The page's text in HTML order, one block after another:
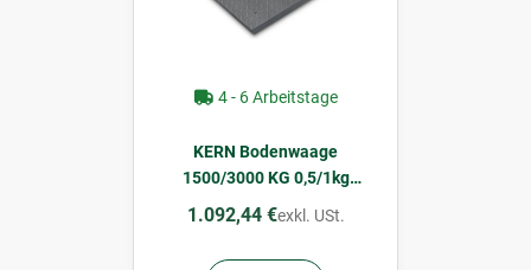
4 - 6 Arbeitstage
KERN Bodenwaage
1500/3000 KG 0,5/1kg
intervall
1.092,44 €exkl. USt.